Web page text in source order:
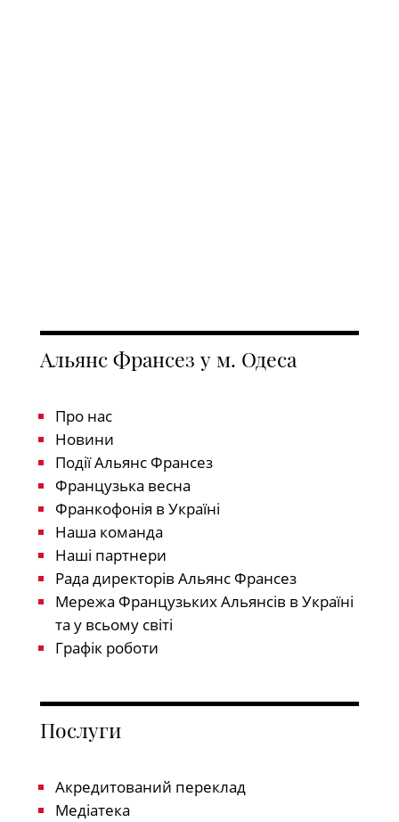
Альянс Франсез у м. Одеса
Про нас
Новини
Події Альянс Франсез
Французька весна
Франкофонія в Україні
Наша команда
Наші партнери
Рада директорів Альянс Франсез
Мережа Французьких Альянсів в Україні
та у всьому світі
Графік роботи
Послуги
Акредитований переклад
Медіатека